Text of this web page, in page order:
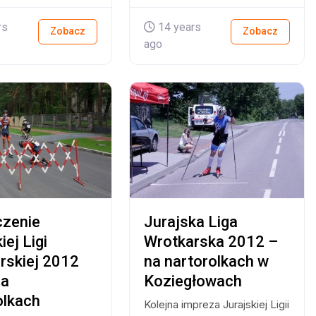
Zobacz
14 years
ago
Zobacz
Ligi
2012
Jurajska Liga
Wrotkarska 2012 –
na nartorolkach w
Koziegłowach
Kolejna impreza Jurajskiej Ligii